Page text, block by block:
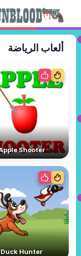
ألعاب الرياضة
Shooter
Duck Hunter